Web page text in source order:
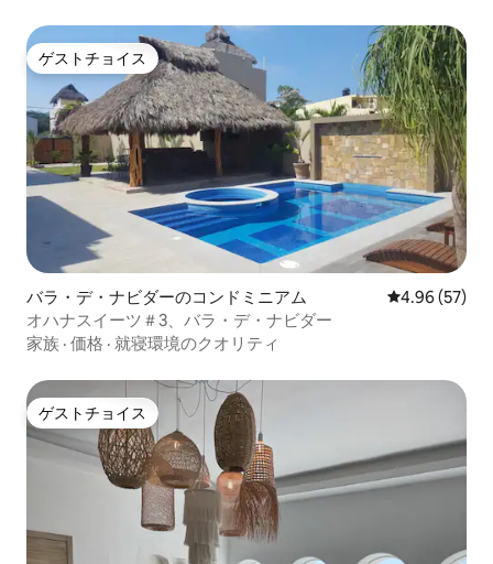
ゲストチョイス
ゲストチョイス
バラ・デ・ナビダーのコンドミニアム レビュー57
4.96 (57)
オハナスイーツ＃3、バラ・デ・ナビダー
家族 · 価格 · 就寝環境のクオリティ
ゲストチョイス
ゲストチョイス